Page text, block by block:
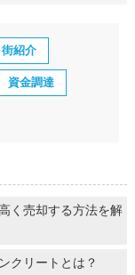
街紹介
資金調達
く売却する方法を解
クリートとは？